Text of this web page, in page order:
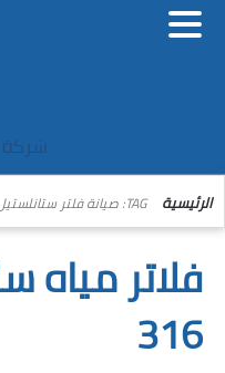
شركة
الرئيسية TAG: صيانة فلتر ستانلستيل
فلاتر
316